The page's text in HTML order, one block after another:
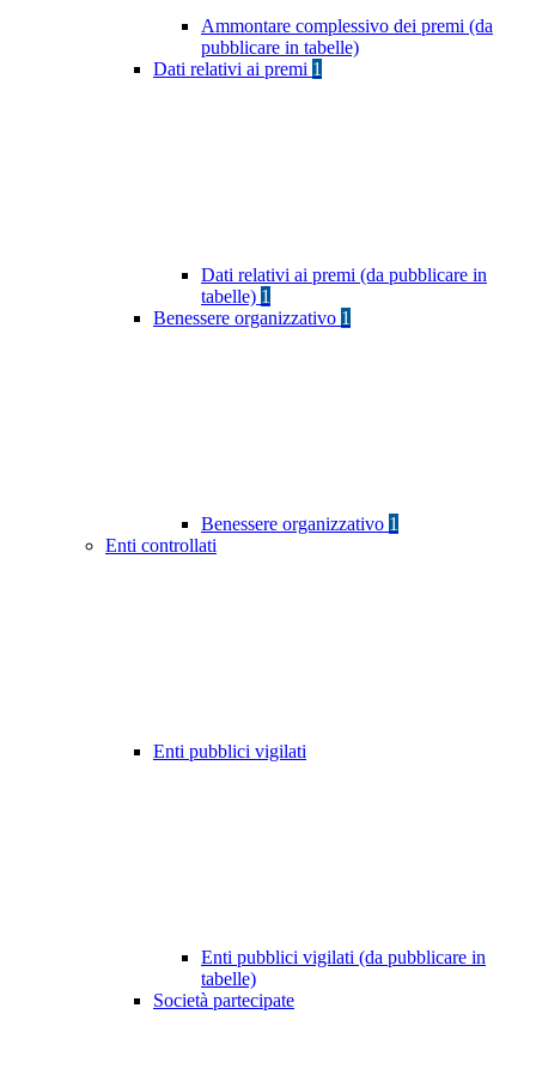
Ammontare complessivo dei premi (da
pubblicare in tabelle)
Dati relativi ai premi 1
Dati relativi ai premi (da pubblicare in
tabelle) 1
Benessere organizzativo 1
Benessere organizzativo 1
Enti controllati
Enti pubblici vigilati
Enti pubblici vigilati (da pubblicare in
tabelle)
Società partecipate